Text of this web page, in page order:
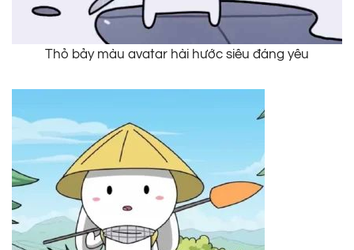
Thỏ bảy màu avatar hài hước siêu đáng yêu